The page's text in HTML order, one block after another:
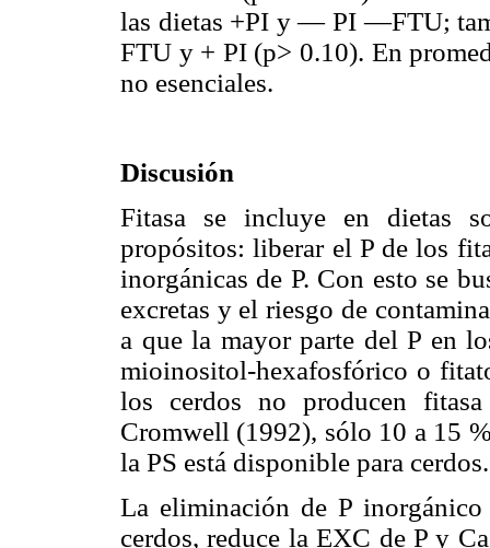
las dietas +PI y — PI —FTU;
FTU y + PI (p> 0.10). En
no esenciales.
Discusión
Fitasa se incluye en dietas
propósitos: liberar el P de los
inorgánicas de P. Con esto se
excretas y el riesgo de
a que la mayor parte del P en
mioinositol-hexafosfórico o
los cerdos no producen
Cromwell (1992), sólo 10 a 15
la PS está disponible para cerdos.
La eliminación de P
cerdos, reduce la EXC de P y